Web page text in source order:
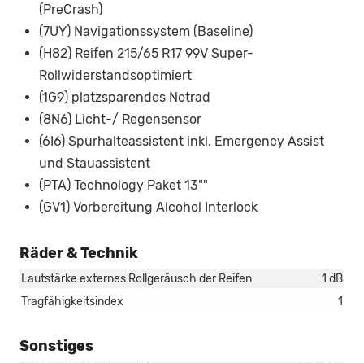
(PreCrash)
(7UY) Navigationssystem (Baseline)
(H82) Reifen 215/65 R17 99V Super-
Rollwiderstandsoptimiert
(1G9) platzsparendes Notrad
(8N6) Licht-/ Regensensor
(6I6) Spurhalteassistent inkl. Emergency Assist
und Stauassistent
(PTA) Technology Paket 13""
(GV1) Vorbereitung Alcohol Interlock
Räder & Technik
Lautstärke externes Rollgeräusch der Reifen
1 dB
Tragfähigkeitsindex
1
Sonstiges